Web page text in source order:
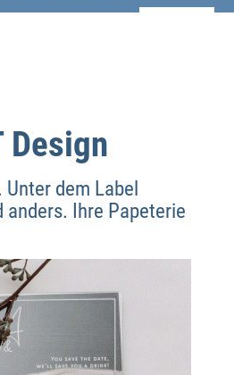
Design
dem Label
anders. Ihre Papeterie